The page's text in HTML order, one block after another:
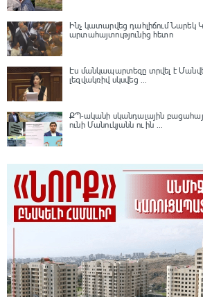
Ինչ կատարվեց դահլիճում Նարեկ
արտահայտությունից հետո
Էս մանկապարտեզը տրվել է
լեզվակռիվ սկսվեց ...
ՔՊ-ականի սկանդալային
ունի Մանուկյանն ու ին ...